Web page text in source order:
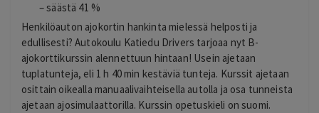
– säästä 41 %
Henkilöauton ajokortin hankinta mielessä helposti ja
edullisesti? Autokoulu Katiedu Drivers tarjoaa nyt B-
ajokorttikurssin alennettuun hintaan! Usein ajetaan
tuplatunteja, eli 1 h 40 min kestäviä tunteja. Kurssit ajetaan
osittain oikealla manuaalivaihteisella autolla ja osa tunneista
ajetaan ajosimulaattorilla. Kurssin opetuskieli on suomi.